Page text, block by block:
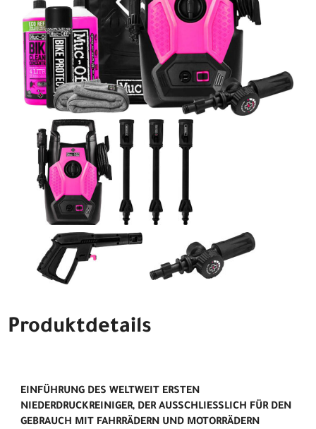
Produktdetails
EINFÜHRUNG DES WELTWEIT ERSTEN
NIEDERDRUCKREINIGER, DER AUSSCHLIESSLICH FÜR DEN
GEBRAUCH MIT FAHRRÄDERN UND MOTORRÄDERN